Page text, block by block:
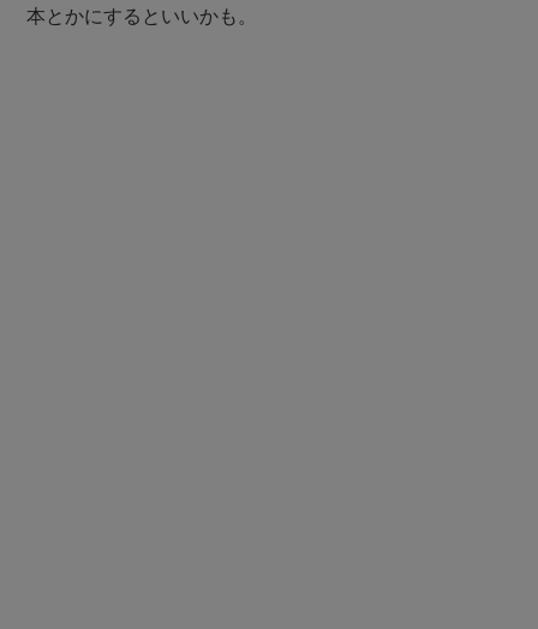
本とかにするといいかも。